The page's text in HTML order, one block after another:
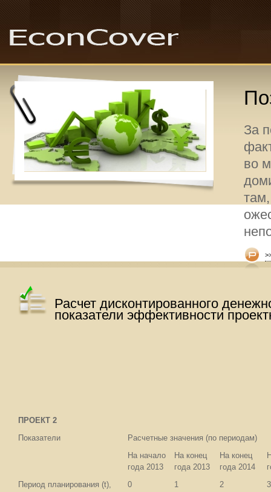
За
во
Расчет дисконтированного
показатели эффективности
ПРОЕКТ 2
Показатели
Расчетные значения (по периодам)
На начало
года 2013
На конец
года 2013
На конец
года 2014
Период планирования (t),
0 1 2 3